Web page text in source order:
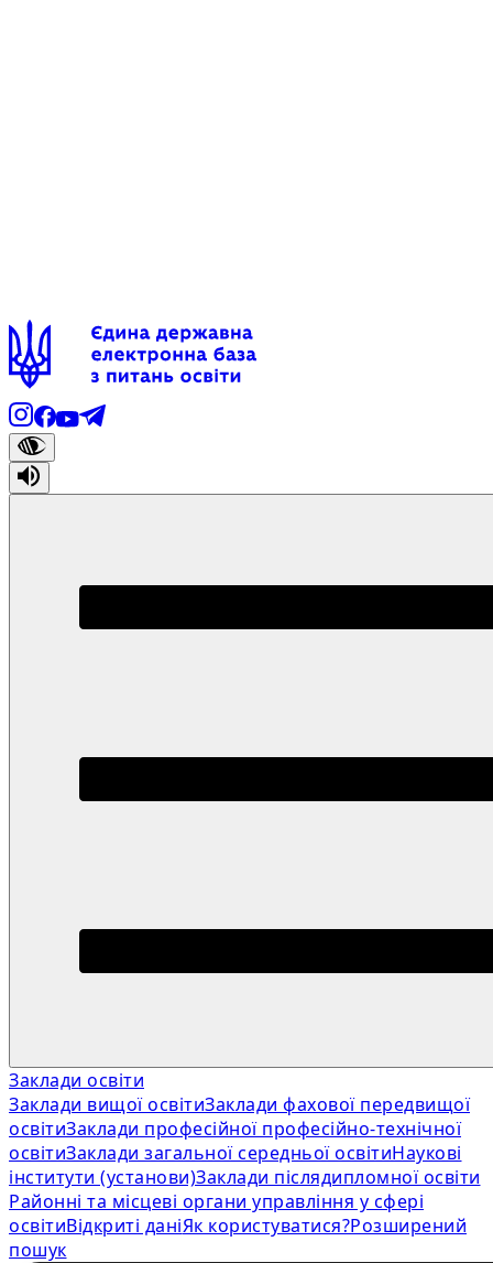
Заклади освіти
Заклади вищої освітиЗаклади фахової передвищої
освітиЗаклади професійної професійно-технічної
освітиЗаклади загальної середньої освітиНаукові
інститути (установи)Заклади післядипломної освіти
Районні та місцеві органи управління у сфері
освітиВідкриті даніЯк користуватися?Розширений
пошук